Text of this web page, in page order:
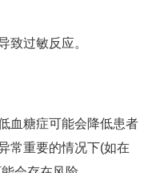
致过敏反应。
血糖症可能会降低患者
常重要的情况下(如在